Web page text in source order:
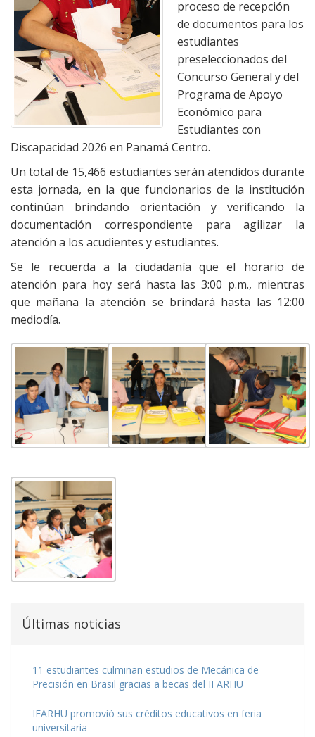
proceso de recepción
de documentos para los
estudiantes
preseleccionados del
Concurso General y del
Programa de Apoyo
Económico para
Estudiantes con
Discapacidad 2026 en Panamá Centro.
Un total de 15,466 estudiantes serán atendidos durante
esta jornada, en la que funcionarios de la institución
continúan brindando orientación y verificando la
documentación correspondiente para agilizar la
atención a los acudientes y estudiantes.
Se le recuerda a la ciudadanía que el horario de
atención para hoy será hasta las 3:00 p.m., mientras
que mañana la atención se brindará hasta las 12:00
mediodía.
Últimas noticias
11 estudiantes culminan estudios de Mecánica de
Precisión en Brasil gracias a becas del IFARHU
IFARHU promovió sus créditos educativos en feria
universitaria